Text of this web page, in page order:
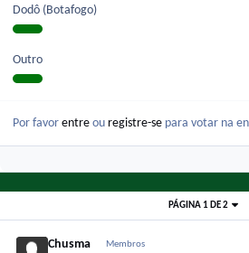
Dodô (Botafogo)
Outro
Por favor entre ou registre-se para votar na
PÁGINA 1 DE 2
Chusma Membros